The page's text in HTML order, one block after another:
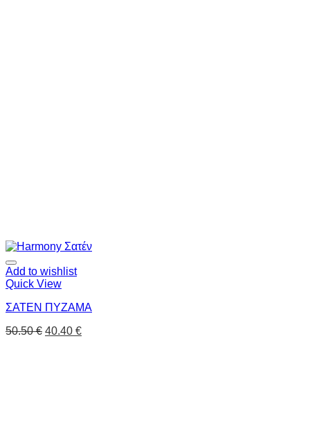
Add to wishlist
Quick View
ΣΑΤΕΝ ΠΥΖΑΜΑ
50.50€ 40.40 €